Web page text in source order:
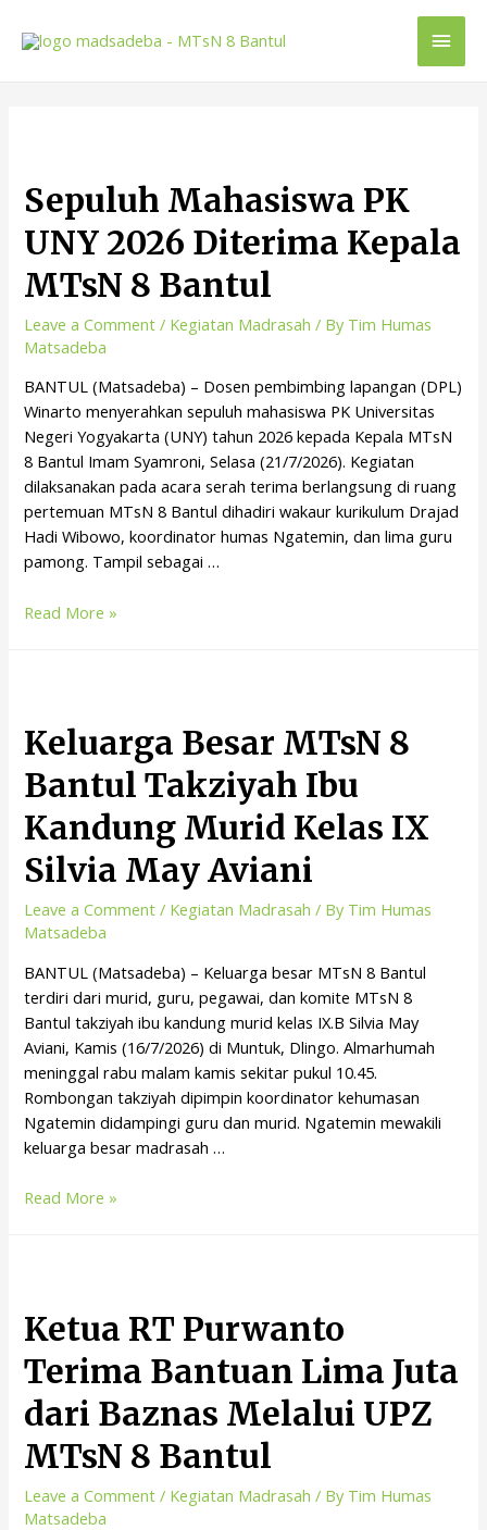
Sepuluh Mahasiswa PK
UNY 2026 Diterima Kepala
MTsN 8 Bantul
Leave a Comment / Kegiatan Madrasah / By Tim Humas
Matsadeba
BANTUL (Matsadeba) – Dosen pembimbing lapangan (DPL)
Winarto menyerahkan sepuluh mahasiswa PK Universitas
Negeri Yogyakarta (UNY) tahun 2026 kepada Kepala MTsN
8 Bantul Imam Syamroni, Selasa (21/7/2026). Kegiatan
dilaksanakan pada acara serah terima berlangsung di ruang
pertemuan MTsN 8 Bantul dihadiri wakaur kurikulum Drajad
Hadi Wibowo, koordinator humas Ngatemin, dan lima guru
pamong. Tampil sebagai …
Read More »
Keluarga Besar MTsN 8
Bantul Takziyah Ibu
Kandung Murid Kelas IX
Silvia May Aviani
Leave a Comment / Kegiatan Madrasah / By Tim Humas
Matsadeba
BANTUL (Matsadeba) – Keluarga besar MTsN 8 Bantul
terdiri dari murid, guru, pegawai, dan komite MTsN 8
Bantul takziyah ibu kandung murid kelas IX.B Silvia May
Aviani, Kamis (16/7/2026) di Muntuk, Dlingo. Almarhumah
meninggal rabu malam kamis sekitar pukul 10.45.
Rombongan takziyah dipimpin koordinator kehumasan
Ngatemin didampingi guru dan murid. Ngatemin mewakili
keluarga besar madrasah …
Read More »
Ketua RT Purwanto
Terima Bantuan Lima Juta
dari Baznas Melalui UPZ
MTsN 8 Bantul
Leave a Comment / Kegiatan Madrasah / By Tim Humas
Matsadeba